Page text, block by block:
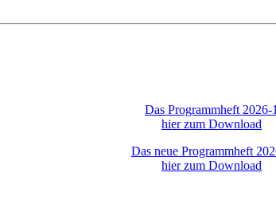
Das Programmheft 2026-1
hier zum Download
Das neue Programmheft
hier zum Download